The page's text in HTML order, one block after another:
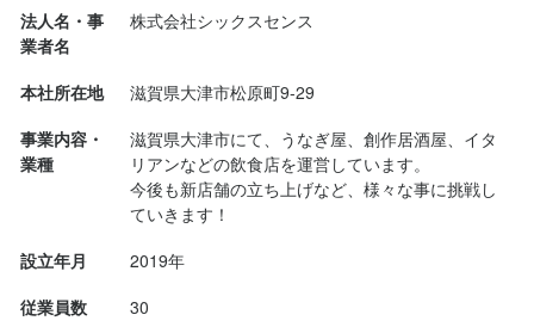
法人名・事
業者名
株式会社シックスセンス
本社所在地
滋賀県大津市松原町9-29
事業内容・
業種
滋賀県大津市にて、うなぎ屋、創作居酒屋、イタ
リアンなどの飲食店を運営しています。
今後も新店舗の立ち上げなど、様々な事に挑戦し
ていきます！
設立年月
2019年
従業員数
30
応募資格
必須スキル・経験
◆学歴×年齢×職歴など一切不問！
歓迎スキル・経験
コミュニケーション能力 飲食店での調理経験
是非ご応募下さい☆
応募資格
必須スキル・経験
◆学歴×年齢×職歴など一切不問！
歓迎スキル・経験
コミュニケーション能力 飲食店での調理経験
是非ご応募下さい☆
◆高校生さん
◆大学生さん
◆主婦（夫）さん
◆土日に働きたいWワーカーさん
＜以下の経験がある方はスグに活躍できます！＞
◆カフェでの勤務経験
◆居酒屋での勤務経験
◆バル・バーでの勤務経験
◆和食店での勤務経験
求める人物像
◆経験・資格は一切不要（未経験歓迎）
◆年齢・性別は一切不問（お人柄重視）
◆飲食店・サービス業が未経験の方も大歓迎！
◆明るくて元気な性格
◆アルバイトデビューの方も大歓迎！
◆人に喜んでもらうのが好きな人
◆Wワーク歓迎、掛け持ち・副業もOK！
求める人物像
◆経験・資格は一切不要（未経験歓迎）
◆年齢・性別は一切不問（お人柄重視）
◆飲食店・サービス業が未経験の方も大歓迎！
◆明るくて元気な性格
◆アルバイトデビューの方も大歓迎！
◆人に喜んでもらうのが好きな人
◆Wワーク歓迎、掛け持ち・副業もOK！
◆高校生さん
◆大学生さん
◆主婦（夫）さん
◆土日に働きたいWワーカーさん
＜以下の経験がある方はスグに活躍できます！＞
◆カフェでの勤務経験
◆居酒屋での勤務経験
◆バル・バーでの勤務経験
◆和食店での勤務経験